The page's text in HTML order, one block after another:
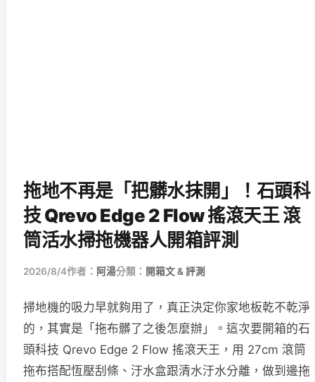
拖地不再是「把髒水抹開」！石頭科
技 Qrevo Edge 2 Flow 搖滾天王 滾
筒活水掃拖機器人開箱評測
2026/8/4作者： 阿湯分類： 開箱文 & 評測
掃地機的吸力早就夠用了，真正決定你家地板乾不乾淨
的，其實是「拖布髒了之後怎麼辦」。這次要開箱的石
頭科技 Qrevo Edge 2 Flow 搖滾天王，用 27cm 滾筒
拖布搭配恆壓刮條、汙水盒跟清水汙水分離，做到邊拖